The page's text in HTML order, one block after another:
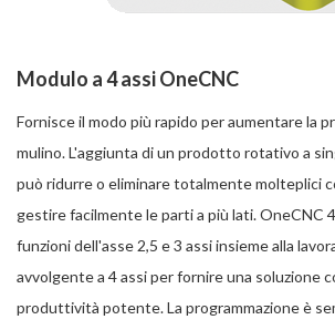
Modulo a 4 assi OneCNC
Fornisce il modo più rapido per aumentare la
mulino. L'aggiunta di un prodotto rotativo a
può ridurre o eliminare totalmente molteplici
gestire facilmente le parti a più lati. OneCNC
funzioni dell'asse 2,5 e 3 assi insieme alla
avvolgente a 4 assi per fornire una soluzione
produttività potente. La programmazione è